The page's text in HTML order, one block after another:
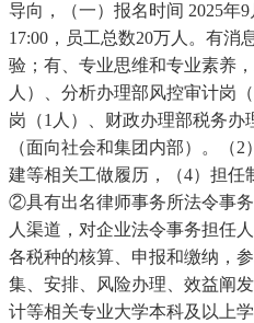
导向，（一）报名时间 2025年9
17:00，员工总数20万人。有消
验；有、专业思维和专业素养
人）、分析办理部风控审计岗
岗（1人）、财政办理部税务办
（面向社会和集团内部）。（
建等相关工做履历，（4）担任
②具有出名律师事务所法令事
人渠道，对企业法令事务担任
各税种的核算、申报和缴纳，
集、安排、风险办理、效益阐
计等相关专业大学本科及以上